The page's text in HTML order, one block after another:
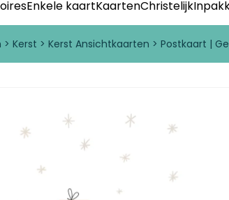
Enkele kaartKaartenChristelijk
> Kerst > Kerst Ansichtkaarten > Postkaart |